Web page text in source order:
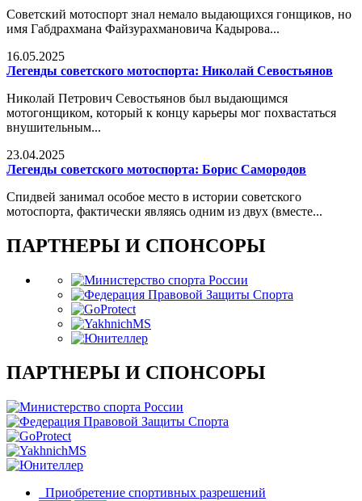
Советский мотоспорт знал немало выдающихся гонщиков, но
имя Габдрахмана Файзурахмановича Кадырова...
16.05.2025
Легенды советского мотоспорта: Николай Севостьянов
Николай Петрович Севостьянов был выдающимся
мотогонщиком, который к концу карьеры мог похвастаться
внушительным...
23.04.2025
Легенды советского мотоспорта: Борис Самородов
Спидвей занимал особое место в истории советского
мотоспорта, фактически являясь одним из двух (вместе...
ПАРТНЕРЫ И СПОНСОРЫ
ПАРТНЕРЫ И СПОНСОРЫ
Приобретение спортивных разрешений